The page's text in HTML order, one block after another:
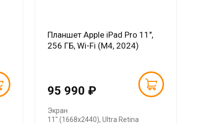
Планшет Apple iPad Pro 11",
256 ГБ, Wi-Fi (M4, 2024)
95 990 ₽
Экран
11" (1668х2440), Ultra Retina